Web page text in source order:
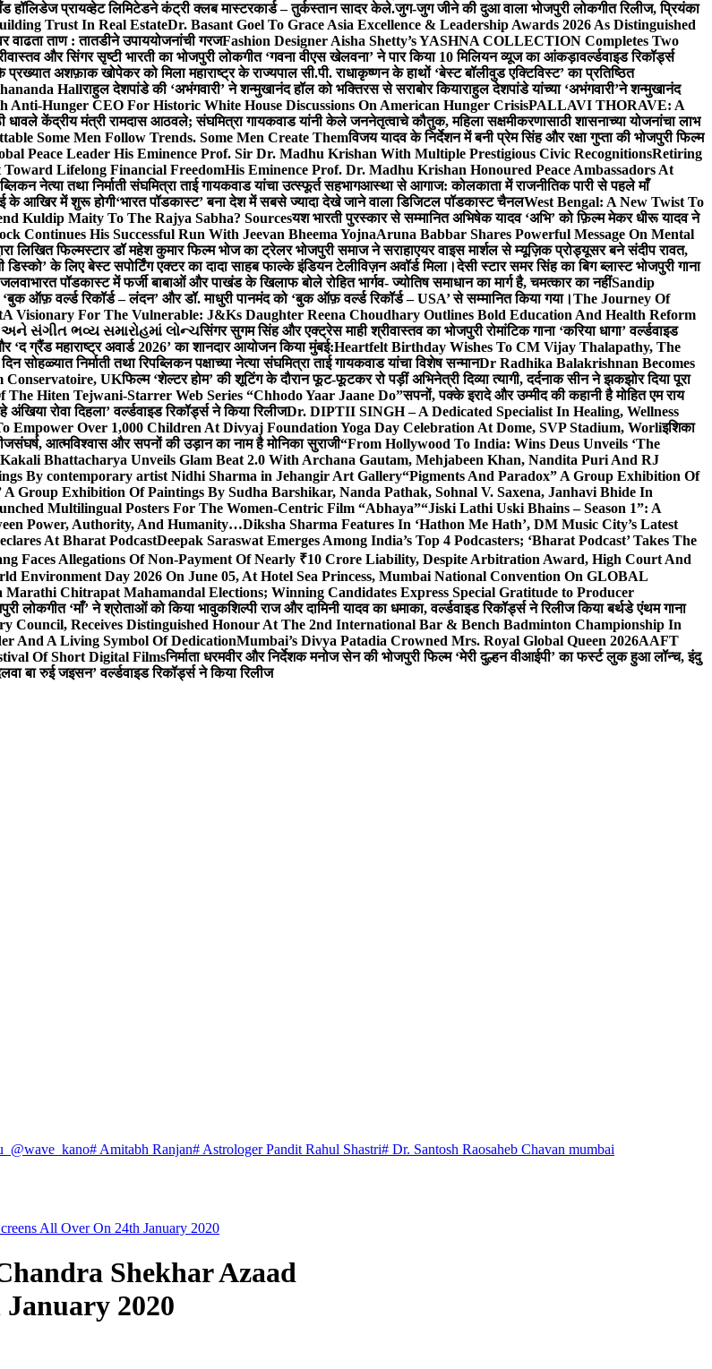
हॉलिडेज प्रायव्हेट लिमिटेडने कंट्री क्लब मास्टरकार्ड – तुर्कस्तान सादर केले.जुग-जुग जीने की दुआ वाला भोजपुरी लोकगीत रिलीज, प्रियंका
Trust In Real EstateDr. Basant Goel To Grace Asia Excellence & Leadership Awards 2026 As Distinguished
वाढता ताण : तातडीने उपाययोजनांची गरजFashion Designer Aisha Shetty’s YASHNA COLLECTION Completes Two
और सिंगर सृष्टी भारती का भोजपुरी लोकगीत ‘गवना वीएस खेलवना’ ने पार किया 10 मिलियन व्यूज का आंकड़ावर्ल्डवाइड रिकॉर्ड्स
अशफ़ाक खोपेकर को मिला महाराष्ट्र के राज्यपाल सी.पी. राधाकृष्णन के हाथों ‘बेस्ट बॉलीवुड एक्टिविस्ट’ का प्रतिष्ठित
Hallराहुल देशपांडे की ‘अभंगवारी’ ने शन्मुखानंद हॉल को भक्तिरस से सराबोर कियाराहुल देशपांडे यांच्या ‘अभंगवारी’ने शन्मुखानंद
Anti-Hunger CEO For Historic White House Discussions On American Hunger CrisisPALLAVI THORAVE: A
धावले केंद्रीय मंत्री रामदास आठवले; संघमित्रा गायकवाड यांनी केले जननेतृत्वाचे कौतुक, महिला सक्षमीकरणासाठी शासनाच्या योजनांचा लाभ
Some Men Follow Trends. Some Men Create Themविजय यादव के निर्देशन में बनी प्रेम सिंह और रक्षा गुप्ता की भोजपुरी फिल्म
Peace Leader His Eminence Prof. Sir Dr. Madhu Krishan With Multiple Prestigious Civic RecognitionsRetiring
Lifelong Financial FreedomHis Eminence Prof. Dr. Madhu Krishan Honoured Peace Ambassadors At
नेत्या तथा निर्माती संघमित्रा ताई गायकवाड यांचा उत्स्फूर्त सहभागआस्था से आगाज: कोलकाता में राजनीतिक पारी से पहले माँ
के आखिर में शुरू होगी‘भारत पॉडकास्ट’ बना देश में सबसे ज्यादा देखे जाने वाला डिजिटल पॉडकास्ट चैनलWest Bengal: A New Twist To
Kuldip Maity To The Rajya Sabha? Sourcesयश भारती पुरस्कार से सम्मानित अभिषेक यादव ‘अभि’ को फ़िल्म मेकर धीरू यादव ने
Continues His Successful Run With Jeevan Bheema YojnaAruna Babbar Shares Powerful Message On Mental
लिखित फिल्मस्टार डॉ महेश कुमार फिल्म भोज का ट्रेलर भोजपुरी समाज ने सराहाएयर वाइस मार्शल से म्यूज़िक प्रोड्यूसर बने संदीप रावत,
डिस्को’ के लिए बेस्ट सपोर्टिंग एक्टर का दादा साहब फाल्के इंडियन टेलीविज़न अवॉर्ड मिला।देसी स्टार समर सिंह का बिग ब्लास्ट भोजपुरी गाना
भारत पॉडकास्ट में फर्जी बाबाओं और पाखंड के खिलाफ बोले रोहित भार्गव- ज्योतिष समाधान का मार्ग है, चमत्कार का नहींSandip
ऑफ़ वर्ल्ड रिकॉर्ड – लंदन’ और डॉ. माधुरी पानमंद को ‘बुक ऑफ़ वर्ल्ड रिकॉर्ड – USA’ से सम्मानित किया गया।The Journey Of
A Visionary For The Vulnerable: J&Ks Daughter Reena Choudhary Outlines Bold Education And Health Reform
અને સંગીત ભવ્ય સમારોહમાં લોન્ચसिंगर सुगम सिंह और एक्ट्रेस माही श्रीवास्तव का भोजपुरी रोमांटिक गाना ‘करिया धागा’ वर्ल्डवाइड
‘द ग्रैंड महाराष्ट्र अवार्ड 2026’ का शानदार आयोजन किया मुंबई:Heartfelt Birthday Wishes To CM Vijay Thalapathy, The
दिन सोहळ्यात निर्माती तथा रिपब्लिकन पक्षाच्या नेत्या संघमित्रा ताई गायकवाड यांचा विशेष सन्मानDr Radhika Balakrishnan Becomes
Conservatoire, UKफिल्म ‘शेल्टर होम’ की शूटिंग के दौरान फूट-फूटकर रो पड़ीं अभिनेत्री दिव्या त्यागी, दर्दनाक सीन ने झकझोर दिया पूरा
Hiten Tejwani-Starrer Web Series “Chhodo Yaar Jaane Do”सपनों, पक्के इरादे और उम्मीद की कहानी है मोहित एम राय
रोवा दिहला’ वर्ल्डवाइड रिकॉर्ड्स ने किया रिलीजDr. DIPTII SINGH – A Dedicated Specialist In Healing, Wellness
Empower Over 1,000 Children At Divyaj Foundation Yoga Day Celebration At Dome, SVP Stadium, Worliइशिका
संघर्ष, आत्मविश्वास और सपनों की उड़ान का नाम है मोनिका सुराजी“From Hollywood To India: Wins Deus Unveils ‘The
Kakali Bhattacharya Unveils Glam Beat 2.0 With Archana Gautam, Mehjabeen Khan, Nandita Puri And RJ
By contemporary artist Nidhi Sharma in Jehangir Art Gallery“Pigments And Paradox” A Group Exhibition Of
Group Exhibition Of Paintings By Sudha Barshikar, Nanda Pathak, Sohnal V. Saxena, Janhavi Bhide In
Multilingual Posters For The Women-Centric Film “Abhaya”“Jiski Lathi Uski Bhains – Season 1”: A
Power, Authority, And Humanity…Diksha Sharma Features In ‘Hathon Me Hath’, DM Music City’s Latest
At Bharat PodcastDeepak Saraswat Emerges Among India’s Top 4 Podcasters; ‘Bharat Podcast’ Takes The
Faces Allegations Of Non-Payment Of Nearly ₹10 Crore Liability, Despite Arbitration Award, High Court And
Environment Day 2026 On June 05, At Hotel Sea Princess, Mumbai National Convention On GLOBAL
Chitrapat Mahamandal Elections; Winning Candidates Express Special Gratitude to Producer
लोकगीत ‘माँ’ ने श्रोताओं को किया भावुकशिल्पी राज और दामिनी यादव का धमाका, वर्ल्डवाइड रिकॉर्ड्स ने रिलीज किया बर्थडे एंथम गाना
Receives Distinguished Honour At The 2nd International Bar & Bench Badminton Championship In
And A Living Symbol Of DedicationMumbai’s Divya Patadia Crowned Mrs. Royal Global Queen 2026AAFT
Of Short Digital Filmsनिर्माता धरमवीर और निर्देशक मनोज सेन की भोजपुरी फिल्म ‘मेरी दुल्हन वीआईपी’ का फर्स्ट लुक हुआ लॉन्च, इंदु
बा रुई जइसन’ वर्ल्डवाइड रिकॉर्ड्स ने किया रिलीज
@wave_kano# Amitabh Ranjan# Astrologer Pandit Rahul Shastri# Dr. Santosh Raosaheb Chavan mumbai
All Over On 24th January 2020
Shekhar Azaad
2020